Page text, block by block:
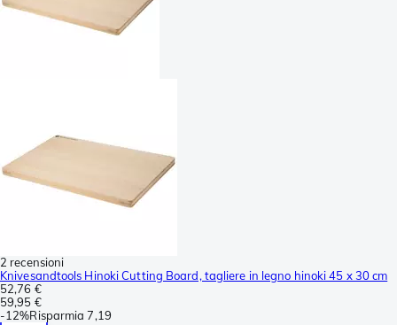
2 recensioni
Knivesandtools Hinoki Cutting Board, tagliere in legno hinoki 45 x 30 cm
52,76 €
59,95 €
-12%Risparmia 7,19